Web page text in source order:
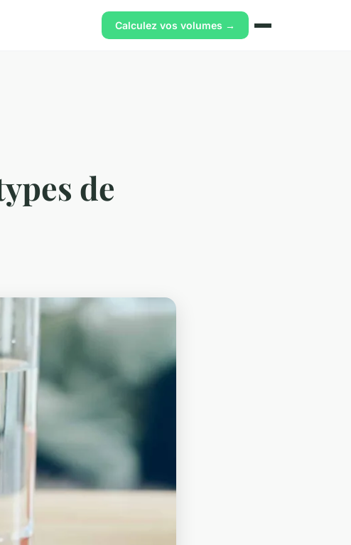
Calculez vos volumes →
de